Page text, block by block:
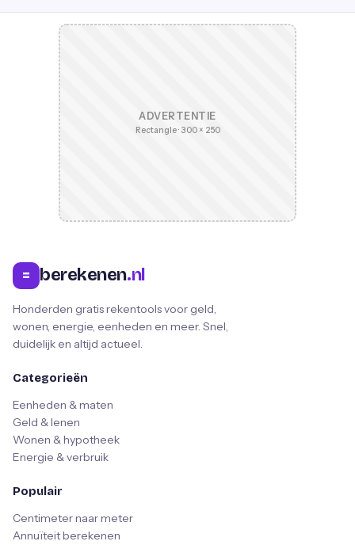
ADVERTENTIE
Rectangle · 300 × 250
= berekenen.nl
Honderden gratis rekentools voor geld,
wonen, energie, eenheden en meer. Snel,
duidelijk en altijd actueel.
Categorieën
Eenheden & maten
Geld & lenen
Wonen & hypotheek
Energie & verbruik
Populair
Centimeter naar meter
Annuïteit berekenen